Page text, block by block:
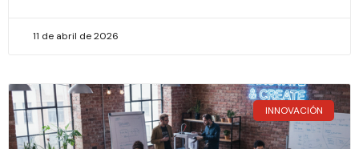
11 de abril de 2026
INNOVACIÓN